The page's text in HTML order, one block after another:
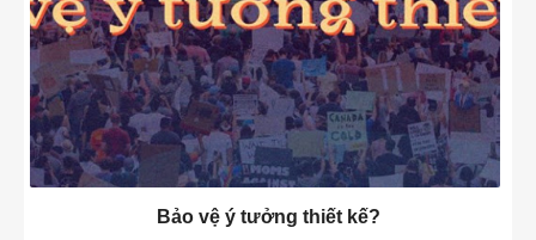
Bảo vệ ý tưởng thiết kế?